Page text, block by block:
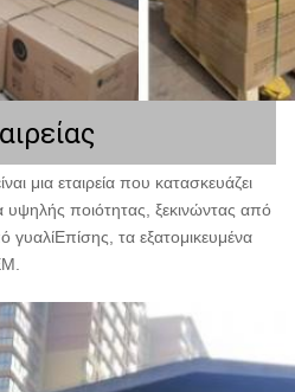
μια εταιρεία που κατασκευάζει
υψηλής ποιότητας, ξεκινώντας από
τα εξατομικευμένα